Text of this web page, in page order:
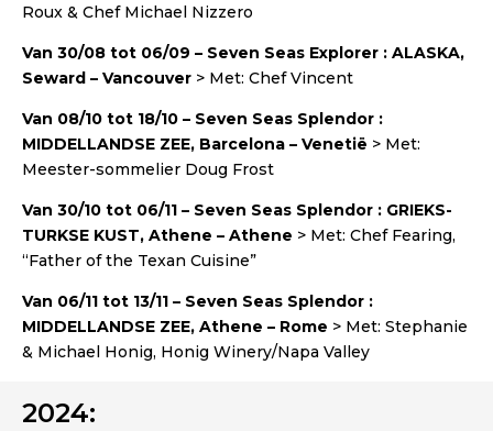
Roux & Chef Michael Nizzero
Van 30/08 tot 06/09 – Seven Seas Explorer : ALASKA,
Seward – Vancouver > Met: Chef Vincent
Van 08/10 tot 18/10 – Seven Seas Splendor :
MIDDELLANDSE ZEE, Barcelona – Venetië > Met:
Meester-sommelier Doug Frost
Van 30/10 tot 06/11 – Seven Seas Splendor : GRIEKS-
TURKSE KUST, Athene – Athene > Met: Chef Fearing,
“Father of the Texan Cuisine”
Van 06/11 tot 13/11 – Seven Seas Splendor :
MIDDELLANDSE ZEE, Athene – Rome > Met: Stephanie
& Michael Honig, Honig Winery/Napa Valley
2024: